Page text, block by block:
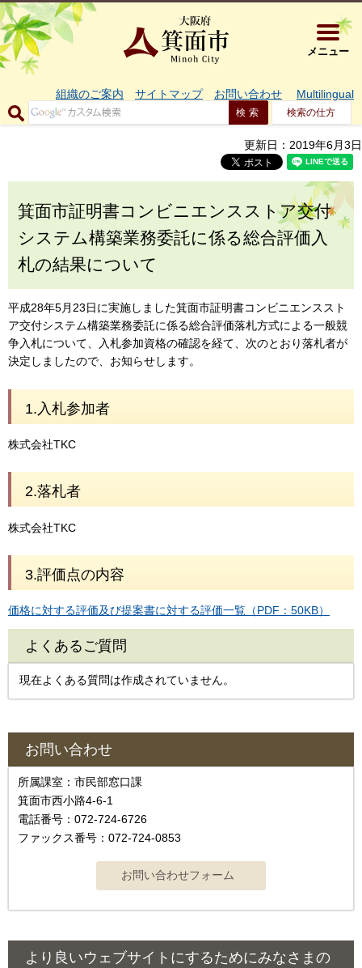
大阪府箕
メニュー
組織のご案内 サイトマップ お問い合わせ Multilingual
検索の仕方
更新日：2019年6月3日
箕面市証明書コンビニエンスストア交付
システム構築業務委託に係る総合評価入
札の結果について
平成28年5月23日に実施しました箕面市証明書コンビニエンススト
ア交付システム構築業務委託に係る総合評価落札方式による一般競
争入札について、入札参加資格の確認を経て、次のとおり落札者が
決定しましたので、お知らせします。
1.入札参加者
株式会社TKC
2.落札者
株式会社TKC
3.評価点の内容
価格に対する評価及び提案書に対する評価一覧（PDF：50KB）
よくあるご質問
現在よくある質問は作成されていません。
お問い合わせ
所属課室：市民部窓口課
箕面市西小路4‐6‐1
電話番号：072-724-6726
ファックス番号：072-724-0853
より良いウェブサイトにするためにみなさまの